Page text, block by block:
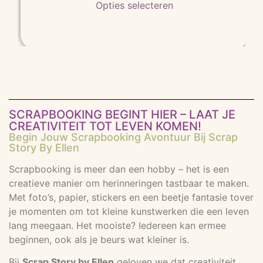
Opties selecteren
SCRAPBOOKING BEGINT HIER – LAAT JE
CREATIVITEIT TOT LEVEN KOMEN!
Begin Jouw Scrapbooking Avontuur Bij Scrap
Story By Ellen
Scrapbooking is meer dan een hobby – het is een
creatieve manier om herinneringen tastbaar te maken.
Met foto’s, papier, stickers en een beetje fantasie tover
je momenten om tot kleine kunstwerken die een leven
lang meegaan. Het mooiste? Iedereen kan ermee
beginnen, ook als je beurs wat kleiner is.